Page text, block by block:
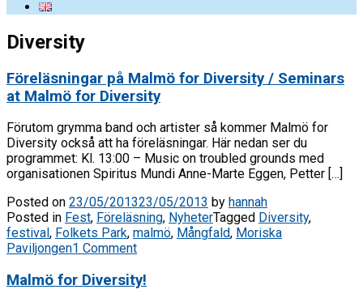
Diversity
Föreläsningar på Malmö for Diversity / Seminars
at Malmö for Diversity
Förutom grymma band och artister så kommer Malmö for
Diversity också att ha föreläsningar. Här nedan ser du
programmet: Kl. 13:00 – Music on troubled grounds med
organisationen Spiritus Mundi Anne-Marte Eggen, Petter […]
Posted on 23/05/201323/05/2013 by hannah
Posted in Fest, Föreläsning, NyheterTagged Diversity,
festival , Folkets Park, malmö, Mångfald, Moriska
Paviljongen1 Comment
Malmö for Diversity!